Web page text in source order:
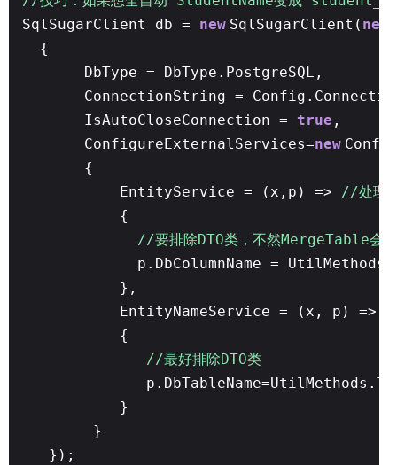
SqlSugarClient db = new SqlSugarClient( new
{
DbType = DbType.PostgreSQL,
ConnectionString =
IsAutoCloseConnection = true ,
ConfigureExternalServices=new
{
EntityService = (x,p) => //处理
{
//要排除DTO类，不然MergeTable会
p.DbColumnName =
},
EntityNameService = (x, p) =>
{
//最好排除DTO类
}
}
});